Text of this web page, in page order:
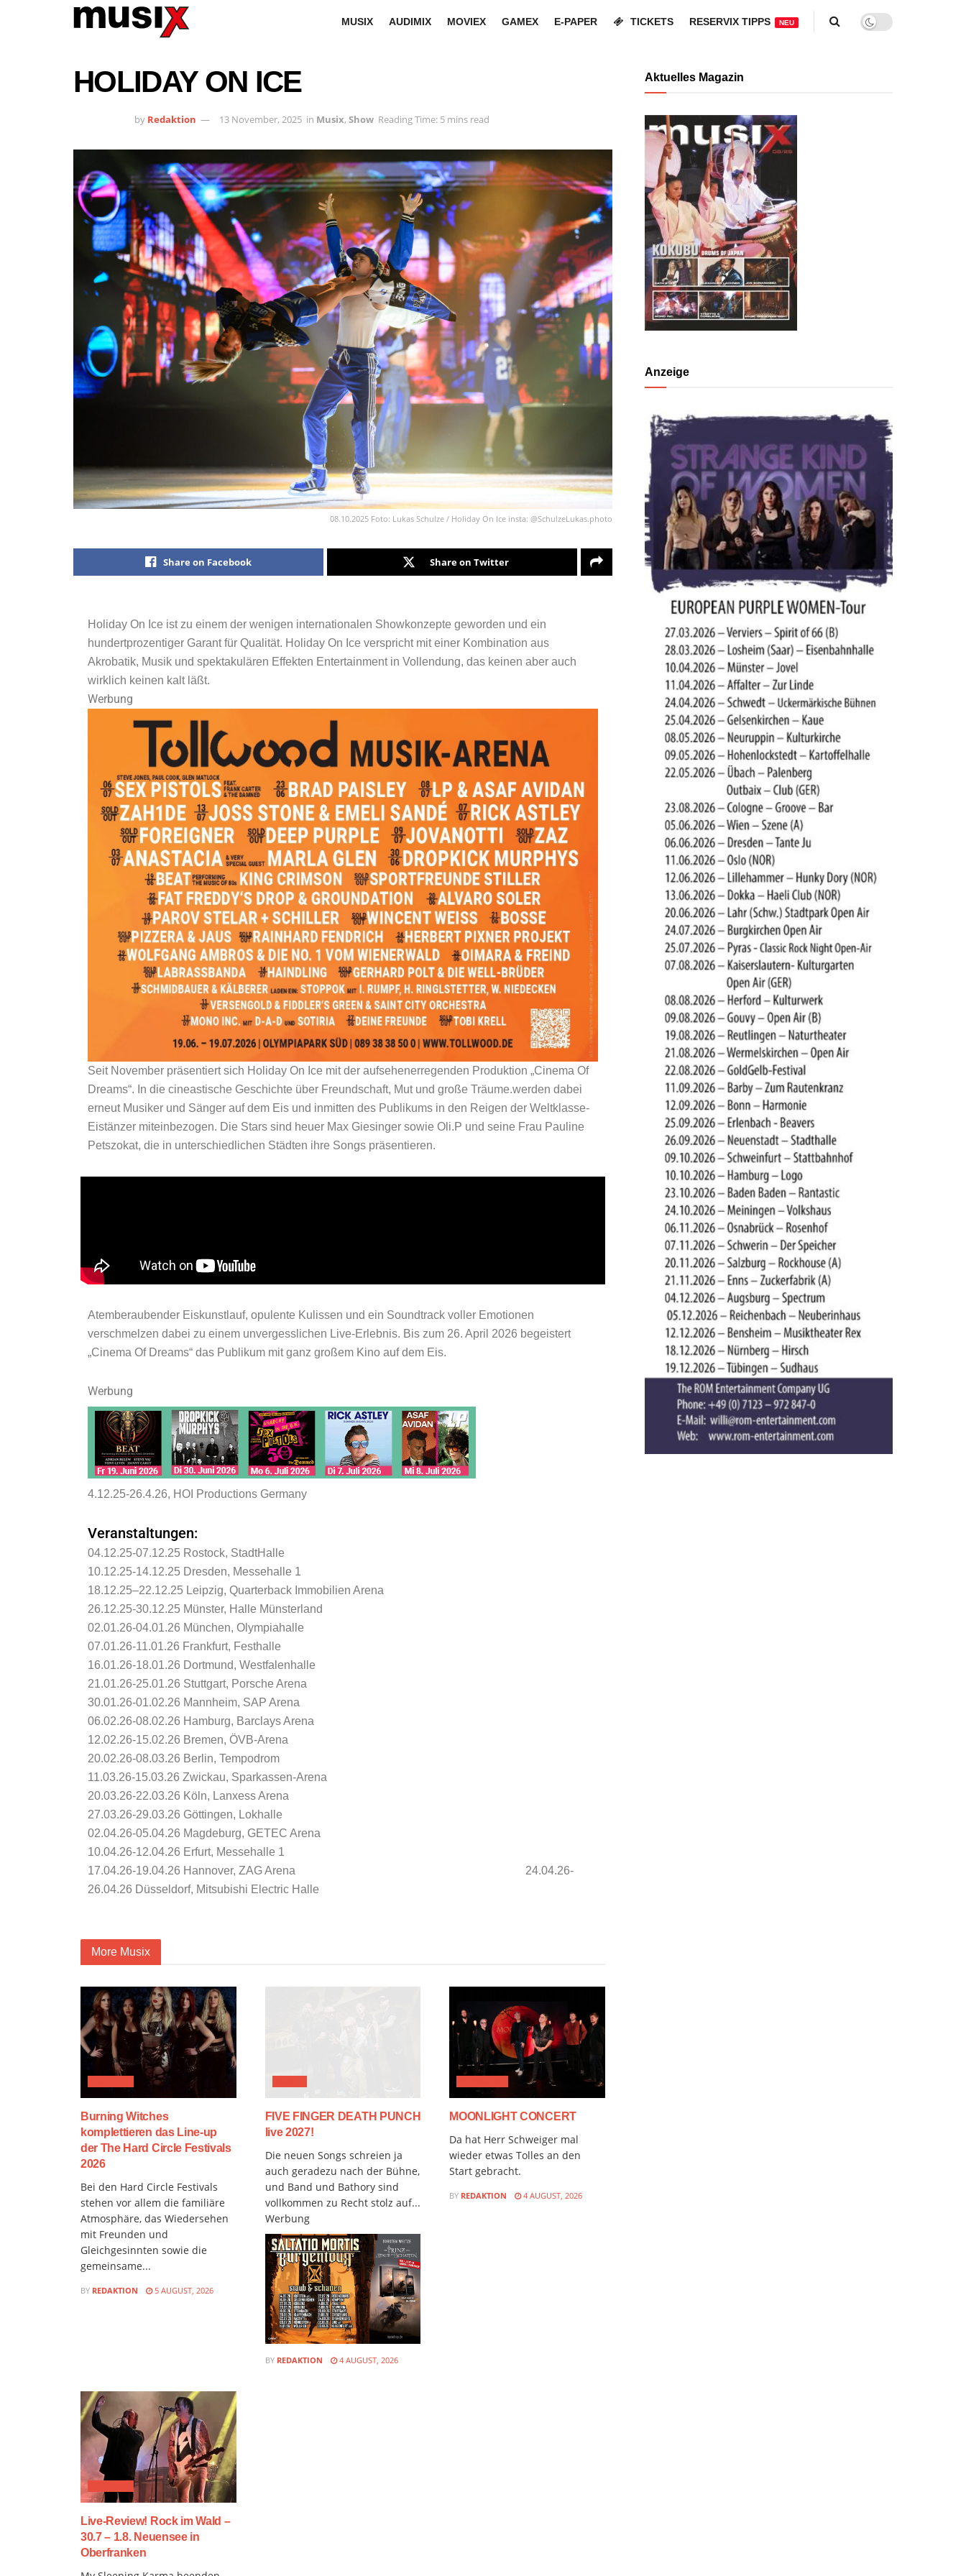
MUSIX AUDIMIX MOVIEX GAMEX E-PAPER TICKETS RESERVIX TIPPS NEU
HOLIDAY ON ICE
by Redaktion 13 November, 2025 in Musix, Show Reading Time: 5 mins read
08.10.2025 Foto: Lukas Schulze / Holiday On Ice insta: @SchulzeLukas.photo
Share on Facebook Share on Twitter
Holiday On Ice ist zu einem der wenigen internationalen Showkonzepte geworden und ein
hundertprozentiger Garant für Qualität. Holiday On Ice verspricht mit einer Kombination aus
Akrobatik, Musik und spektakulären Effekten Entertainment in Vollendung, das keinen aber auch
wirklich keinen kalt läßt.
Werbung
Seit November präsentiert sich Holiday On Ice mit der aufsehenerregenden Produktion „Cinema Of
Dreams“. In die cineastische Geschichte über Freundschaft, Mut und große Träume.werden dabei
erneut Musiker und Sänger auf dem Eis und inmitten des Publikums in den Reigen der Weltklasse-
Eistänzer miteinbezogen. Die Stars sind heuer Max Giesinger sowie Oli.P und seine Frau Pauline
Petszokat, die in unterschiedlichen Städten ihre Songs präsentieren.
Atemberaubender Eiskunstlauf, opulente Kulissen und ein Soundtrack voller Emotionen
verschmelzen dabei zu einem unvergesslichen Live-Erlebnis. Bis zum 26. April 2026 begeistert
„Cinema Of Dreams“ das Publikum mit ganz großem Kino auf dem Eis.
Werbung
4.12.25-26.4.26, HOI Productions Germany
Veranstaltungen:
04.12.25-07.12.25 Rostock, StadtHalle
10.12.25-14.12.25 Dresden, Messehalle 1
18.12.25–22.12.25 Leipzig, Quarterback Immobilien Arena
26.12.25-30.12.25 Münster, Halle Münsterland
02.01.26-04.01.26 München, Olympiahalle
07.01.26-11.01.26 Frankfurt, Festhalle
16.01.26-18.01.26 Dortmund, Westfalenhalle
21.01.26-25.01.26 Stuttgart, Porsche Arena
30.01.26-01.02.26 Mannheim, SAP Arena
06.02.26-08.02.26 Hamburg, Barclays Arena
12.02.26-15.02.26 Bremen, ÖVB-Arena
20.02.26-08.03.26 Berlin, Tempodrom
11.03.26-15.03.26 Zwickau, Sparkassen-Arena
20.03.26-22.03.26 Köln, Lanxess Arena
27.03.26-29.03.26 Göttingen, Lokhalle
02.04.26-05.04.26 Magdeburg, GETEC Arena
10.04.26-12.04.26 Erfurt, Messehalle 1
17.04.26-19.04.26 Hannover, ZAG Arena 24.04.26-
26.04.26 Düsseldorf, Mitsubishi Electric Halle
More Musix
Burning Witches
komplettieren das Line-up
der The Hard Circle Festivals
2026
Bei den Hard Circle Festivals
stehen vor allem die familiäre
Atmosphäre, das Wiedersehen
mit Freunden und
Gleichgesinnten sowie die
gemeinsame...
BY REDAKTION 5 AUGUST, 2026
FIVE FINGER DEATH PUNCH
live 2027!
Die neuen Songs schreien ja
auch geradezu nach der Bühne,
und Band und Bathory sind
vollkommen zu Recht stolz auf...
Werbung
BY REDAKTION 4 AUGUST, 2026
MOONLIGHT CONCERT
Da hat Herr Schweiger mal
wieder etwas Tolles an den
Start gebracht.
BY REDAKTION 4 AUGUST, 2026
Live-Review! Rock im Wald –
30.7 – 1.8. Neuensee in
Oberfranken
Aktuelles Magazin
Anzeige